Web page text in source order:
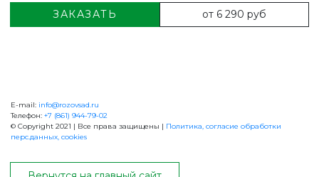
+7 (861) 944-79-02
ЗАКАЗАТЬ от 6 290 руб
E-mail: info@rozovsad.ru
Телефон: +7 (861) 944-79-02
© Copyright 2021 | Все права защищены | Политика, согласие обработки
перс.данных, cookies